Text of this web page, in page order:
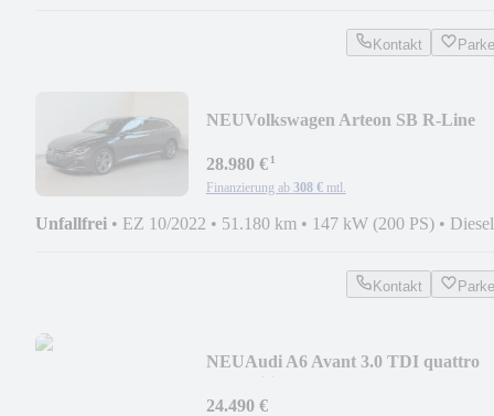
Kontakt
NEUVolkswagen Arteon SB R-Line
28.980 €¹
Finanzierung ab 308 € mtl.
Unfallfrei • EZ 10/2022 • 51.180 km • 147 kW (200 PS) • Diesel
Kontakt
NEUAudi A6 Avant 3.0 TDI quattro
24.490 €